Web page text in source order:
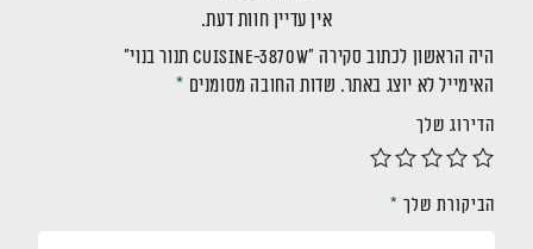
אין עדיין חוות דעת.
היה הראשון לכתוב סקירה “CUISINE-3870W תנור בנוי”
האימייל לא יוצג באתר. שדות החובה מסומנים *
הדירוג שלך
הביקורת שלך *